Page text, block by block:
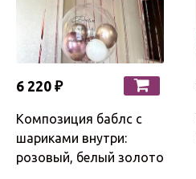
6 220 ₽
Композиция баблс с
шариками внутри:
розовый, белый золото